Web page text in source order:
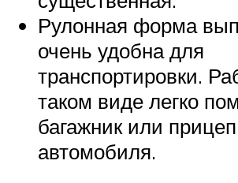
Рулонная форма
очень удобна для
транспортировки.
таком виде легко
багажник или прицеп
автомобиля.